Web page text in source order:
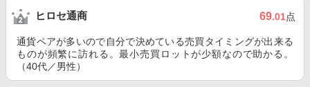
ヒロセ通商 69.01点
通貨ペアが多いので自分で決めている売買タイミングが出来る
ものが頻繁に訪れる。最小売買ロットが少額なので助かる。
（40代／男性）